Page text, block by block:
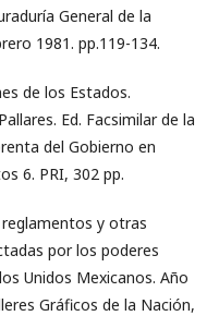
General de la
1981. pp.119-134.
de los Estados.
Ed. Facsimilar de la
del Gobierno en
6. PRI, 302 pp.
y otras
por los poderes
Unidos Mexicanos. Año
Gráficos de la Nación,